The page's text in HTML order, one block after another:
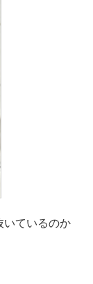
いているのか